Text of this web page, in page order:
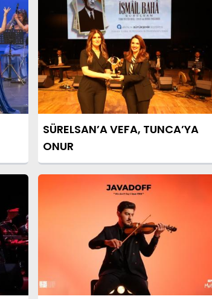
SÜRELSAN’A VEFA, TUNCA’YA
ONUR